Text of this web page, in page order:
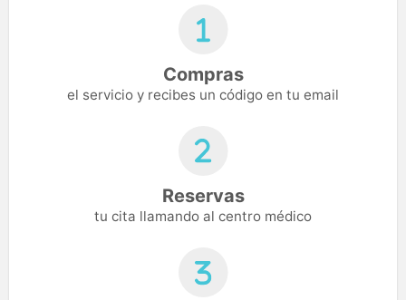
Compras
el servicio y recibes un código en tu email
Reservas
tu cita llamando al centro médico